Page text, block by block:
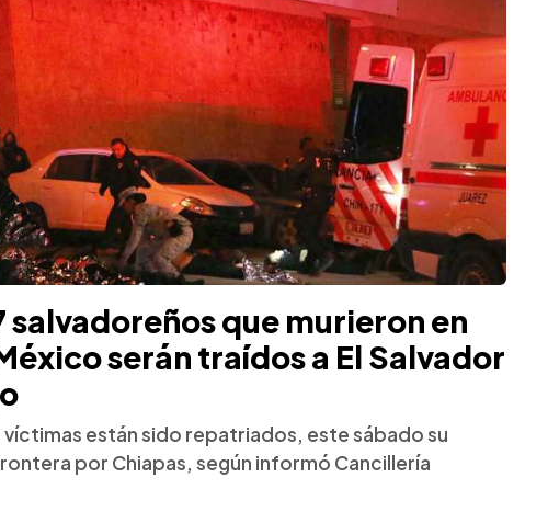
salvadoreños que murieron en
serán traídos a El Salvador
víctimas están sido repatriados, este sábado su
por Chiapas, según informó Cancillería